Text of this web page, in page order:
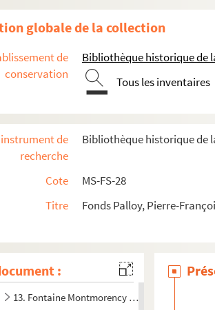
globale de la collection
de
conservation
Bibliothèque historique de
Tous les inventaires
de
recherche
Bibliothèque historique de
Cote
MS-FS-28
Titre
Fonds Palloy, Pierre-
:
28-02. II. Correspondance de Palloy
28-03. III. Apôtres de la Liberté. Pierres de la
de la Bastille offertes à des institutions établies à
FS-28-04. IV A. Assemblée nationale,
28-05. IV B-C. Sections et districts
Envois aux sections
2. Champs-Elysées
7. Grange Batelière (puis Mirabeau, Mont
9. Oratoire (puis Gardes françaises)
12. Mail ou Petits Pères (puis Place Louis XIV,
13. Fontaine Montmorency (puis Molière et La